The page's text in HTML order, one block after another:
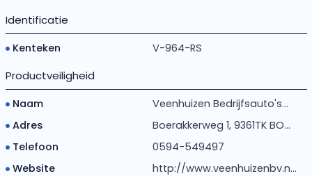
Identificatie
Kenteken V-964-RS
Productveiligheid
Naam
Veenhuizen Bedrijfsauto's...
Adres
Boerakkerweg 1, 9361TK BO...
Telefoon
0594-549497
Website
http://www.veenhuizenbv.n...